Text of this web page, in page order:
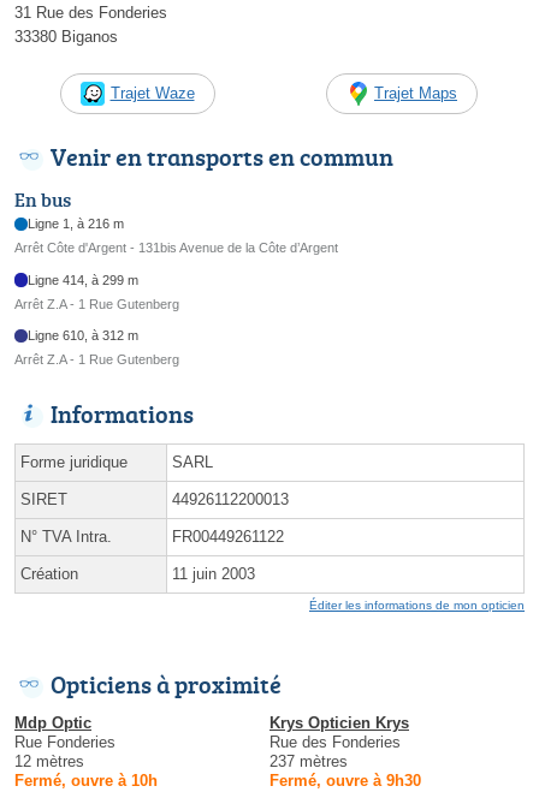
31 Rue des Fonderies
33380 Biganos
Trajet Waze Trajet Maps
Venir en transports en commun
En bus
Ligne 1, à 216 m
Arrêt Côte d'Argent - 131bis Avenue de la Côte d’Argent
Ligne 414, à 299 m
Arrêt Z.A - 1 Rue Gutenberg
Ligne 610, à 312 m
Arrêt Z.A - 1 Rue Gutenberg
Informations
Forme juridique SARL
SIRET 44926112200013
N° TVA Intra. FR00449261122
Création 11 juin 2003
Éditer les informations de mon opticien
Opticiens à proximité
Mdp Optic
Rue Fonderies
12 mètres
Fermé, ouvre à 10h
Krys Opticien Krys
Rue des Fonderies
237 mètres
Fermé, ouvre à 9h30